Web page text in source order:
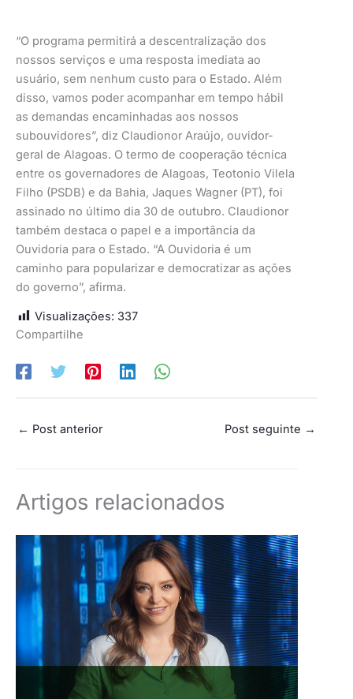
“O programa permitirá a descentralização dos
nossos serviços e uma resposta imediata ao
usuário, sem nenhum custo para o Estado. Além
disso, vamos poder acompanhar em tempo hábil
as demandas encaminhadas aos nossos
subouvidores”, diz Claudionor Araújo, ouvidor-
geral de Alagoas. O termo de cooperação técnica
entre os governadores de Alagoas, Teotonio Vilela
Filho (PSDB) e da Bahia, Jaques Wagner (PT), foi
assinado no último dia 30 de outubro. Claudionor
também destaca o papel e a importância da
Ouvidoria para o Estado. “A Ouvidoria é um
caminho para popularizar e democratizar as ações
do governo”, afirma.
Visualizações: 337
Compartilhe
← Post anterior Post seguinte →
Artigos relacionados